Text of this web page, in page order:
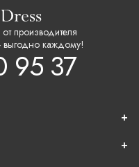
производителя
выгодно каждому!
95 37